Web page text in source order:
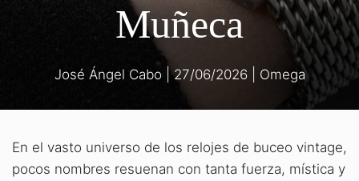
Muñeca
José Ángel Cabo |27/06/2026| Omega
En el vasto universo de los relojes de buceo vintage,
pocos nombres resuenan con tanta fuerza, mística y